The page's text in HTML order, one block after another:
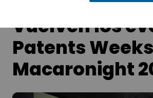
Vuelven los
Patents
Macaronight